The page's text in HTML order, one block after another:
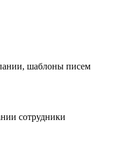
шаблоны писем
сотрудники